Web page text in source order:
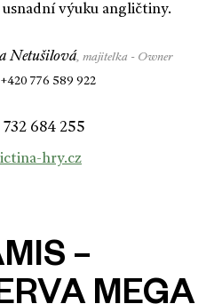
výuku angličtiny.
Netušilová, majitelka - Owner
776 589 922
732 684 255
hry.cz
–